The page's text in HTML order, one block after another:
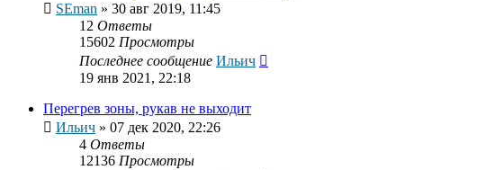
SEman » 30 авг 2019, 11:45
12 Ответы
15602 Просмотры
Последнее сообщение Ильич
19 янв 2021, 22:18
Перегрев зоны, рукав не выходит
Ильич » 07 дек 2020, 22:26
4 Ответы
12136 Просмотры